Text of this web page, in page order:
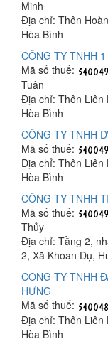
Minh
Địa chỉ: Thôn
Hòa Bình
CÔNG TY TNHH
Mã số thuế:
Tuân
Địa chỉ: Thôn Liên
Hòa Bình
CÔNG TY TNHH
Mã số thuế:
Địa chỉ: Thôn Liên
Hòa Bình
CÔNG TY TNHH
Mã số thuế:
Thủy
Địa chỉ: Tầng 2,
2, Xã Khoan Dụ,
CÔNG TY TNHH
HƯNG
Mã số thuế:
Địa chỉ: Thôn Liên
Hòa Bình